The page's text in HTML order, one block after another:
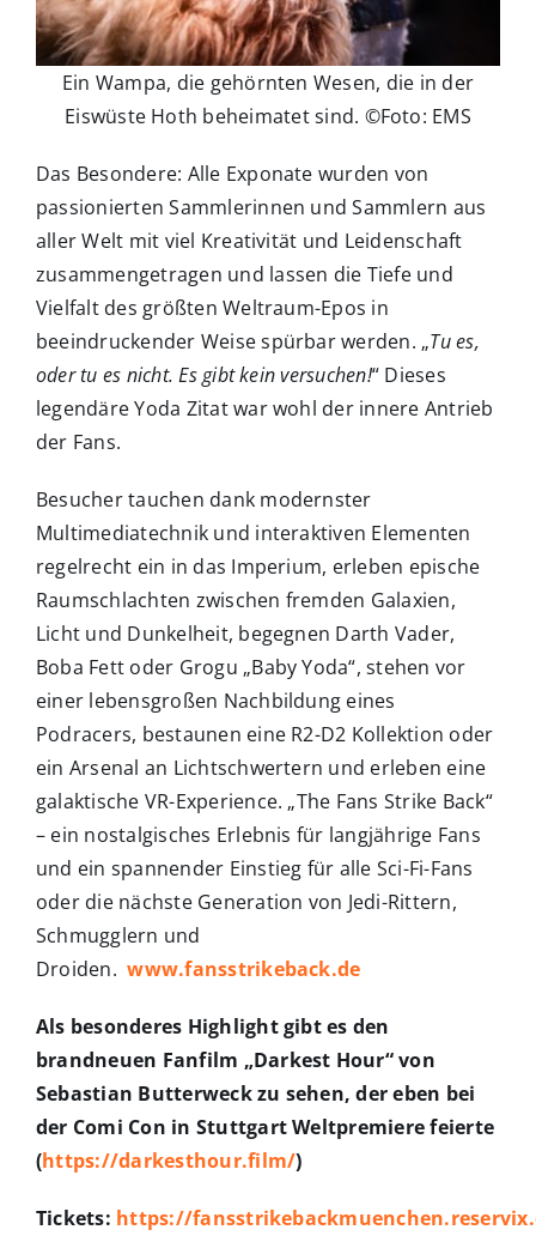
Ein Wampa, die gehörnten Wesen, die in der
Eiswüste Hoth beheimatet sind. ©Foto: EMS
Das Besondere: Alle Exponate wurden von
passionierten Sammlerinnen und Sammlern aus
aller Welt mit viel Kreativität und Leidenschaft
zusammengetragen und lassen die Tiefe und
Vielfalt des größten Weltraum-Epos in
beeindruckender Weise spürbar werden. „Tu es,
oder tu es nicht. Es gibt kein versuchen!“ Dieses
legendäre Yoda Zitat war wohl der innere Antrieb
der Fans.
Besucher tauchen dank modernster
Multimediatechnik und interaktiven Elementen
regelrecht ein in das Imperium, erleben epische
Raumschlachten zwischen fremden Galaxien,
Licht und Dunkelheit, begegnen Darth Vader,
Boba Fett oder Grogu „Baby Yoda“, stehen vor
einer lebensgroßen Nachbildung eines
Podracers, bestaunen eine R2-D2 Kollektion oder
ein Arsenal an Lichtschwertern und erleben eine
galaktische VR-Experience. „The Fans Strike Back“
– ein nostalgisches Erlebnis für langjährige Fans
und ein spannender Einstieg für alle Sci-Fi-Fans
oder die nächste Generation von Jedi-Rittern,
Schmugglern und
Droiden.www.fansstrikeback.de
Als besonderes Highlight gibt es den
brandneuen Fanfilm „Darkest Hour“ von
Sebastian Butterweck zu sehen, der eben bei
der Comi Con in Stuttgart Weltpremiere feierte
(https://darkesthour.film/)
Tickets: https://